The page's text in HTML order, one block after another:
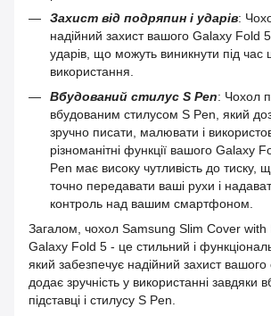
Захист від подряпин і ударів:
надійний захист вашого Galaxy Fold
ударів, що можуть виникнути під час
використання.
Вбудований стилус S Pen: Чохол
вбудованим стилусом S Pen, який
зручно писати, малювати і
різноманітні функції вашого Galaxy
Pen має високу чутливість до тиску,
точно передавати ваші рухи і
контроль над вашим смартфоном.
Загалом, чохол Samsung Slim Cover
Galaxy Fold 5 - це стильний і
який забезпечує надійний захист
додає зручність у використанні завдяки
підставці і стилусу S Pen.